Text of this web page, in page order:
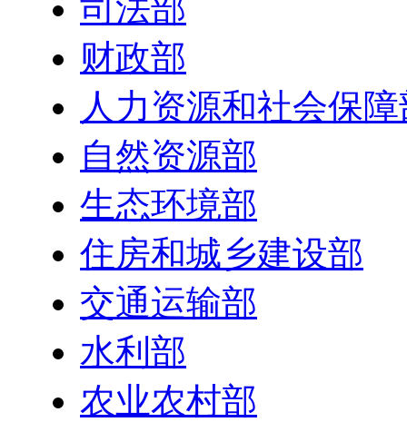
司法部
财政部
人力资源和社会保
自然资源部
生态环境部
住房和城乡建设部
交通运输部
水利部
农业农村部